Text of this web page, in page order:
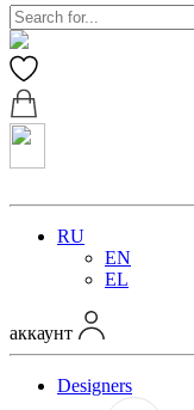
RU
EN
EL
аккаунт
Designers